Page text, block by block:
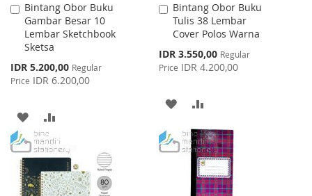
Bintang Obor Buku
Gambar Besar 10
Lembar Sketchbook
Sketsa
Special
Price
IDR 5.200,00 Regular
Price IDR 6.200,00
Add
to
Cart
ADD
TO
LIST
TO
COMPARE
Bintang Obor Buku
Tulis 38 Lembar
Cover Polos Warna
Special
Price
IDR 3.550,00 Regular
Price IDR 4.200,00
Add
to
Cart
ADD
TO
WISH
LIST
TO
COMPARE